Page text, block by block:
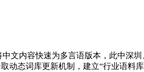
内容快速为多言语版本，此中深圳
动态词库更新机制，建立“行业语料